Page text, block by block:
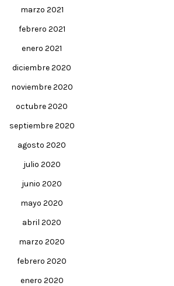
marzo 2021
febrero 2021
enero 2021
diciembre 2020
noviembre 2020
octubre 2020
septiembre 2020
agosto 2020
julio 2020
junio 2020
mayo 2020
abril 2020
marzo 2020
febrero 2020
enero 2020